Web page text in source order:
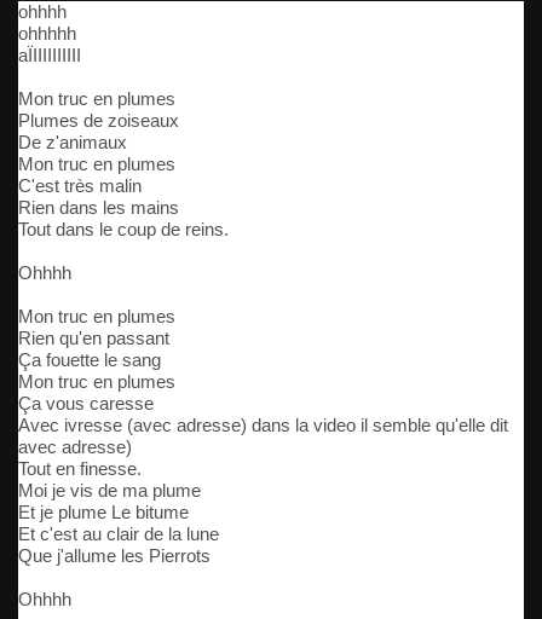
ohhhh
ohhhhh
aÏIIIIIIIIII
Mon truc en plumes
Plumes de zoiseaux
De z'animaux
Mon truc en plumes
C'est très malin
Rien dans les mains
Tout dans le coup de reins.
Ohhhh
Mon truc en plumes
Rien qu'en passant
Ça fouette le sang
Mon truc en plumes
Ça vous caresse
Avec ivresse (avec adresse) dans la video il semble qu'elle dit
avec adresse)
Tout en finesse.
Moi je vis de ma plume
Et je plume Le bitume
Et c'est au clair de la lune
Que j'allume les Pierrots
Ohhhh